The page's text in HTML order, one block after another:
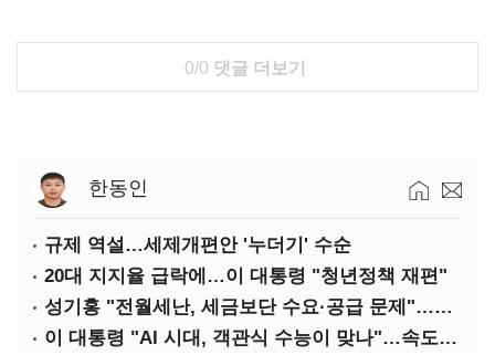
0/0 댓글 더보기
한동인
규제 역설…세제개편안 '누더기' 수순
20대 지지율 급락에…이 대통령 "청년정책 재편"
성기홍 "전월세난, 세금보단 수요·공급 문제"…닥공 시사
이 대통령 "AI 시대, 객관식 수능이 맞나"…속도전 '경계'